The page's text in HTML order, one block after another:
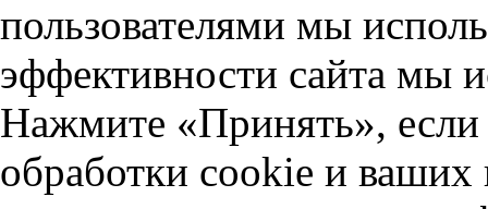
пользователями мы
эффективности сайта мы
Нажмите «Принять», если
обработки cookie и